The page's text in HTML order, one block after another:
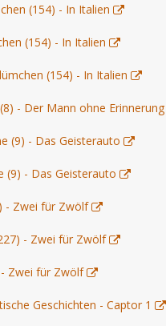
(154) - In Italien
(154) - In Italien
(154) - In Italien
- Der Mann ohne Erinnerung
(9) - Das Geisterauto
(9) - Das Geisterauto
- Zwei für Zwölf
- Zwei für Zwölf
- Zwei für Zwölf
Geschichten - Captor 1